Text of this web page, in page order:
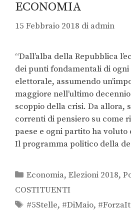
ECONOMIA
15 Febbraio 2018 di admin
“Dall’alba della Repubblica
dei punti fondamentali di
elettorale, assumendo
maggiore nell’ultimo
scoppio della crisi. Da allora,
correnti di pensiero su come
paese e ogni partito ha voluto
Il programma politico della
Economia,Elezioni 2018,
COSTITUENTI
#5Stelle, #DiMaio,